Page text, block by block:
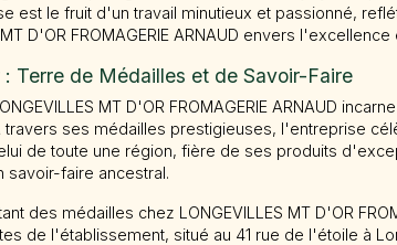
est le fruit d'un travail minutieux et passionné,
D'OR FROMAGERIE ARNAUD envers l'excellence
Terre de Médailles et de Savoir-Faire
MT D'OR FROMAGERIE ARNAUD
ses médailles prestigieuses, l'entreprise
de toute une région, fière de ses produits
savoir-faire ancestral.
des médailles chez LONGEVILLES MT D'OR
de l'établissement, situé au 41 rue de l'étoile à